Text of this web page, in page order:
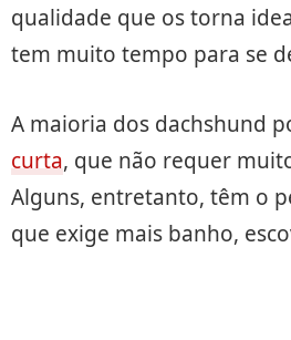
qualidade que os torna
tem muito tempo para se
A maioria dos dachshund
curta, que não requer
Alguns, entretanto, têm o
que exige mais banho,